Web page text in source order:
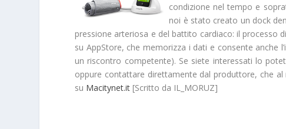
condizione nel tempo e
noi è stato creato un dock
pressione arteriosa e del battito cardiaco: il processo
su AppStore, che memorizza i dati e consente anche
un riscontro competente). Se siete interessati lo
oppure contattare direttamente dal produttore, che
su Macitynet.it [Scritto da IL_MORUZ]